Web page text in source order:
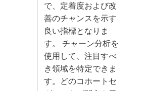
で、定着度および改
善のチャンスを示す
良い指標となりま
す。 チャーン分析を
使用して、注目すべ
き領域を特定できま
す。どのコホートセ